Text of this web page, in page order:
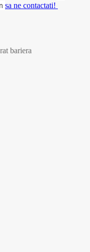
sa ne contactati!
bariera